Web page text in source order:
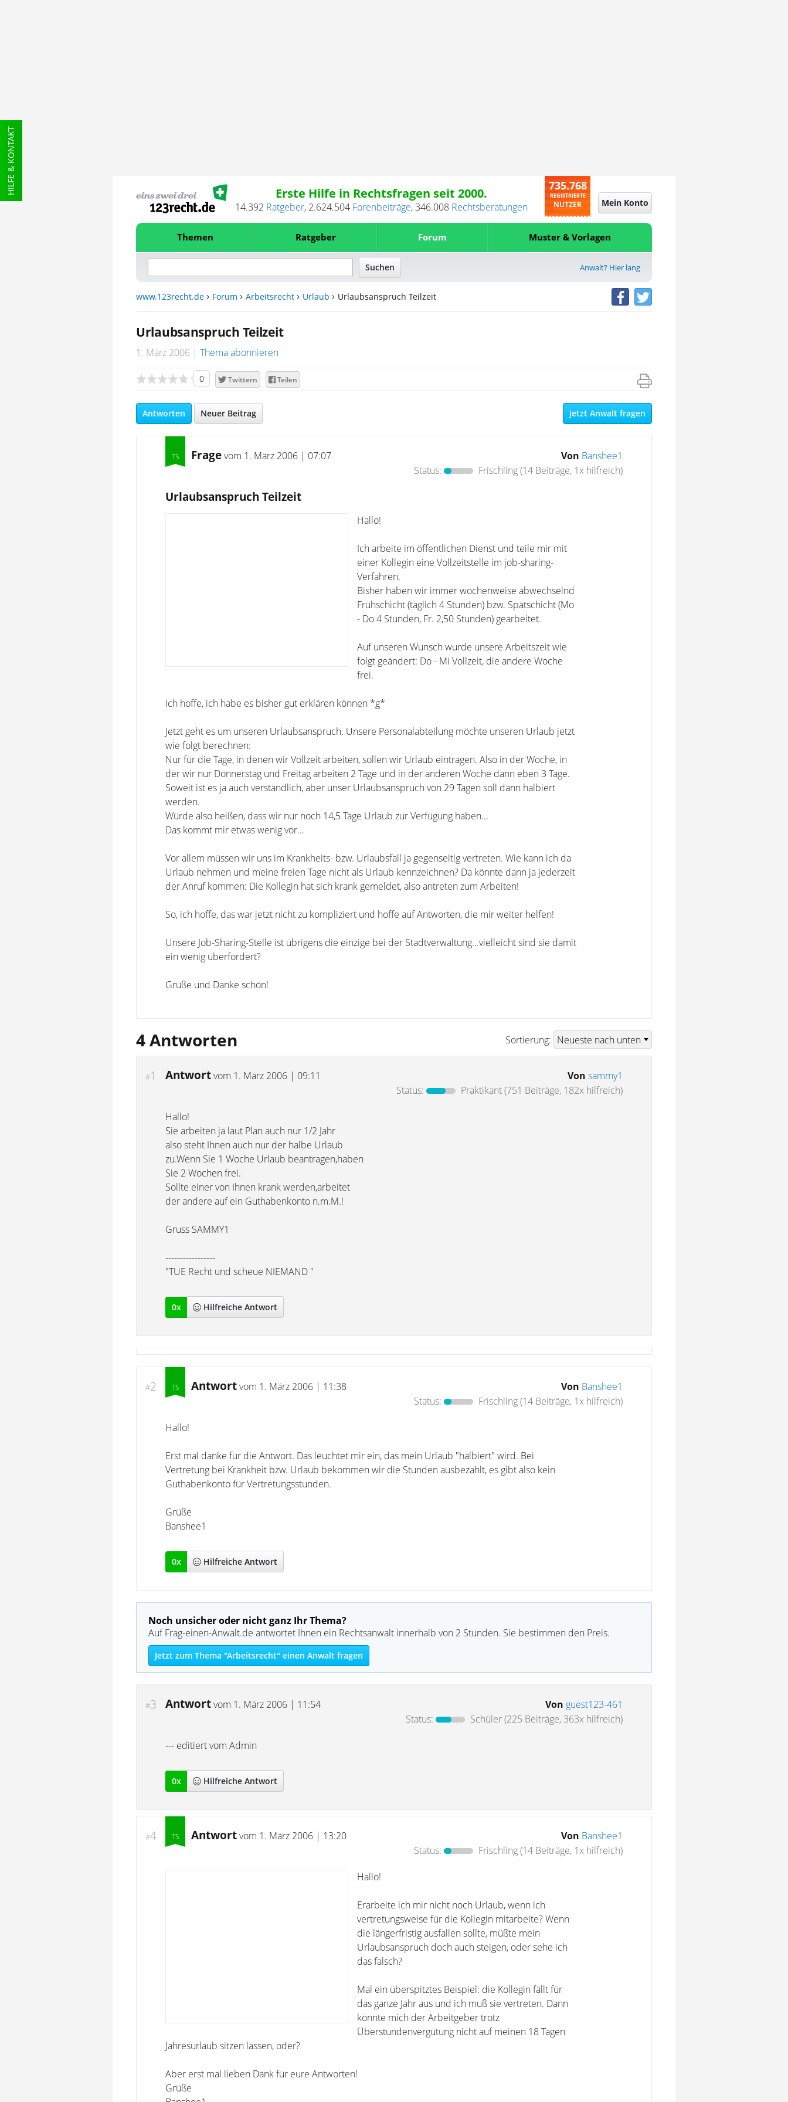
HILFE & KONTAKT Erste Hilfe in Rechtsfragen seit 2000.
14.392 Ratgeber, 2.624.504 Forenbeiträge,346.008 Rechtsberatungen
735.768
REGISTRIERTE
NUTZER Mein Konto
Themen Ratgeber Forum Muster & Vorlagen
Anwalt? Hier lang
www.123recht.de Forum Arbeitsrecht Urlaub Urlaubsanspruch Teilzeit
Urlaubsanspruch Teilzeit
1. März 2006 Thema abonnieren
0 Twittern Teilen
Antworten Neuer Beitrag Jetzt Anwalt fragen
Fragevom 1. März 2006 | 07:07 Von Banshee1
Status:
Frischling(14 Beiträge, 1x hilfreich)
Urlaubsanspruch Teilzeit
Hallo!
Ich arbeite im öffentlichen Dienst und teile mir mit
einer Kollegin eine Vollzeitstelle im job-sharing-
Verfahren.
Bisher haben wir immer wochenweise abwechselnd
Frühschicht (täglich 4 Stunden) bzw. Spätschicht (Mo
- Do 4 Stunden, Fr. 2,50 Stunden) gearbeitet.
Auf unseren Wunsch wurde unsere Arbeitszeit wie
folgt geändert: Do - Mi Vollzeit, die andere Woche
frei.
Ich hoffe, ich habe es bisher gut erklären können *g*
Jetzt geht es um unseren Urlaubsanspruch. Unsere Personalabteilung möchte unseren Urlaub jetzt
wie folgt berechnen:
Nur für die Tage, in denen wir Vollzeit arbeiten, sollen wir Urlaub eintragen. Also in der Woche, in
der wir nur Donnerstag und Freitag arbeiten 2 Tage und in der anderen Woche dann eben 3 Tage.
Soweit ist es ja auch verständlich, aber unser Urlaubsanspruch von 29 Tagen soll dann halbiert
werden.
Würde also heißen, dass wir nur noch 14,5 Tage Urlaub zur Verfügung haben...
Das kommt mir etwas wenig vor...
Vor allem müssen wir uns im Krankheits- bzw. Urlaubsfall ja gegenseitig vertreten. Wie kann ich da
Urlaub nehmen und meine freien Tage nicht als Urlaub kennzeichnen? Da könnte dann ja jederzeit
der Anruf kommen: Die Kollegin hat sich krank gemeldet, also antreten zum Arbeiten!
So, ich hoffe, das war jetzt nicht zu kompliziert und hoffe auf Antworten, die mir weiter helfen!
Unsere Job-Sharing-Stelle ist übrigens die einzige bei der Stadtverwaltung...vielleicht sind sie damit
ein wenig überfordert?
Grüße und Danke schön!
4 Antworten Sortierung:
#1 Antwortvom 1. März 2006 | 09:11 Von sammy1
Status:
Praktikant(751 Beiträge, 182x hilfreich)
Hallo!
Sie arbeiten ja laut Plan auch nur 1/2 Jahr
also steht Ihnen auch nur der halbe Urlaub
zu.Wenn Sie 1 Woche Urlaub beantragen,haben
Sie 2 Wochen frei.
Sollte einer von Ihnen krank werden,arbeitet
der andere auf ein Guthabenkonto n.m.M.!
Gruss SAMMY1
-----------------
"TUE Recht und scheue NIEMAND "
0x Hilfreiche Antwort
#2 Antwortvom 1. März 2006 | 11:38 Von Banshee1
Status:
Frischling(14 Beiträge, 1x hilfreich)
Hallo!
Erst mal danke für die Antwort. Das leuchtet mir ein, das mein Urlaub "halbiert" wird. Bei
Vertretung bei Krankheit bzw. Urlaub bekommen wir die Stunden ausbezahlt, es gibt also kein
Guthabenkonto für Vertretungsstunden.
Grüße
Banshee1
0x Hilfreiche Antwort
Noch unsicher oder nicht ganz Ihr Thema?
Auf Frag-einen-Anwalt.de antwortet Ihnen ein Rechtsanwalt innerhalb von 2 Stunden. Sie bestimmen den Preis.
Jetzt zum Thema "Arbeitsrecht" einen Anwalt fragen
#3 Antwortvom 1. März 2006 | 11:54 Von guest123-461
Status:
Schüler(225 Beiträge, 363x hilfreich)
--- editiert vom Admin
0x Hilfreiche Antwort
#4 Antwortvom 1. März 2006 | 13:20 Von Banshee1
Status:
Frischling(14 Beiträge, 1x hilfreich)
Hallo!
Erarbeite ich mir nicht noch Urlaub, wenn ich
vertretungsweise für die Kollegin mitarbeite? Wenn
die längerfristig ausfallen sollte, müßte mein
Urlaubsanspruch doch auch steigen, oder sehe ich
das falsch?
Mal ein überspitztes Beispiel: die Kollegin fällt für
das ganze Jahr aus und ich muß sie vertreten. Dann
könnte mich der Arbeitgeber trotz
Überstundenvergütung nicht auf meinen 18 Tagen
Jahresurlaub sitzen lassen, oder?
Aber erst mal lieben Dank für eure Antworten!
Grüße